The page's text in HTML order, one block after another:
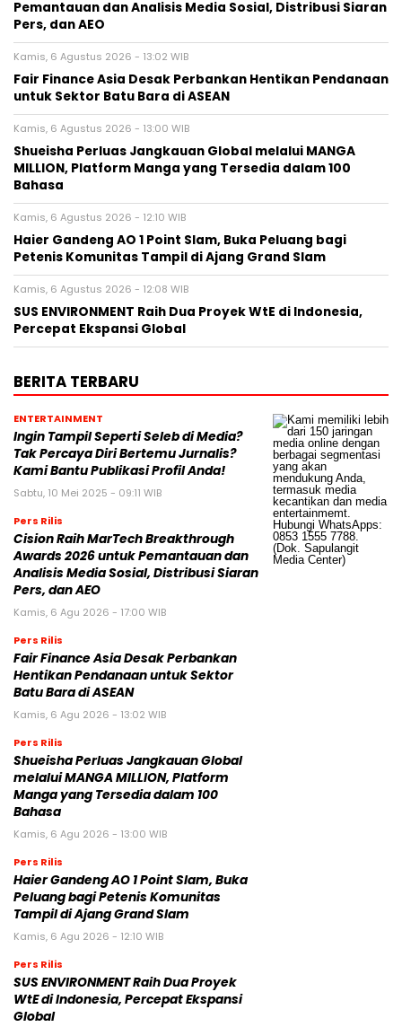
Pemantauan dan Analisis Media Sosial, Distribusi Siaran
Pers, dan AEO
Kamis, 6 Agustus 2026 - 13:02 WIB
Fair Finance Asia Desak Perbankan Hentikan Pendanaan
untuk Sektor Batu Bara di ASEAN
Kamis, 6 Agustus 2026 - 13:00 WIB
Shueisha Perluas Jangkauan Global melalui MANGA
MILLION, Platform Manga yang Tersedia dalam 100
Bahasa
Kamis, 6 Agustus 2026 - 12:10 WIB
Haier Gandeng AO 1 Point Slam, Buka Peluang bagi
Petenis Komunitas Tampil di Ajang Grand Slam
Kamis, 6 Agustus 2026 - 12:08 WIB
SUS ENVIRONMENT Raih Dua Proyek WtE di Indonesia,
Percepat Ekspansi Global
BERITA TERBARU
ENTERTAINMENT
Ingin Tampil Seperti Seleb di Media?
Tak Percaya Diri Bertemu Jurnalis?
Kami Bantu Publikasi Profil Anda!
Sabtu, 10 Mei 2025 - 09:11 WIB
Pers Rilis
Cision Raih MarTech Breakthrough
Awards 2026 untuk Pemantauan dan
Analisis Media Sosial, Distribusi Siaran
Pers, dan AEO
Kamis, 6 Agu 2026 - 17:00 WIB
Pers Rilis
Fair Finance Asia Desak Perbankan
Hentikan Pendanaan untuk Sektor
Batu Bara di ASEAN
Kamis, 6 Agu 2026 - 13:02 WIB
Pers Rilis
Shueisha Perluas Jangkauan Global
melalui MANGA MILLION, Platform
Manga yang Tersedia dalam 100
Bahasa
Kamis, 6 Agu 2026 - 13:00 WIB
Pers Rilis
Haier Gandeng AO 1 Point Slam, Buka
Peluang bagi Petenis Komunitas
Tampil di Ajang Grand Slam
Kamis, 6 Agu 2026 - 12:10 WIB
Pers Rilis
SUS ENVIRONMENT Raih Dua Proyek
WtE di Indonesia, Percepat Ekspansi
Global